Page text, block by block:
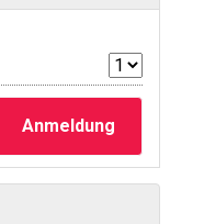
Anmeldung